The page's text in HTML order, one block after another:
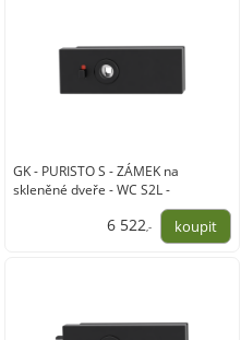
GK - PURISTO S - ZÁMEK na
skleněné dveře - WC S2L -
6 522,-